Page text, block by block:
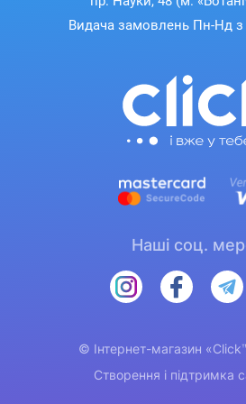
Видача замовлень Пн-Нд з
Наші соц.
© Інтернет-магазин
Створення і підтримка